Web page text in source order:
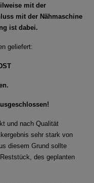
mit der
mit der Nähmaschine
ist dabei.
geliefert:
und nach Qualität
sehr stark von
diesem Grund sollte
des geplanten